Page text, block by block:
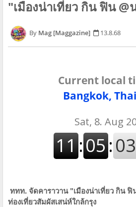
"เมืองน่าเที่ยว กิน ฟิน
Mag [Maggazine] 13.8.68
Current local
Bangkok,
ททท. จัดคาราวาน "เมืองน่าเที่ยว กิน
ท่องเที่ยวสัมผัสเสน่ห์ใกล้กรุง